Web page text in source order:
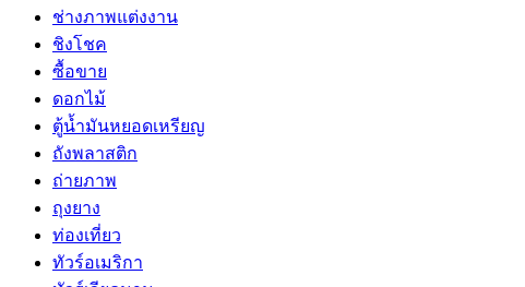
ช่างภาพแต่งงาน
ชิงโชค
ซื้อขาย
ดอกไม้
ตู้น้ำมันหยอดเหรียญ
ถังพลาสติก
ถ่ายภาพ
ถุงยาง
ท่องเที่ยว
ทัวร์อเมริกา